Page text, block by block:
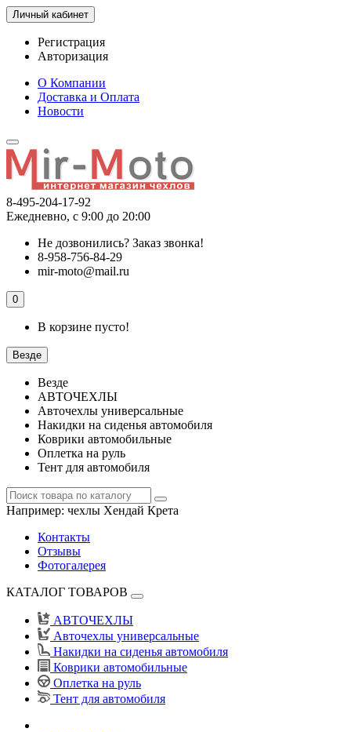
Личный кабинет
Регистрация
Авторизация
О Компании
Доставка и Оплата
Новости
8-495-204-17-92
Ежедневно, с 9:00 до 20:00
Не дозвонились? Заказ звонка!
8-958-756-84-29
mir-moto@mail.ru
0
В корзине пусто!
Везде
Везде
АВТОЧЕХЛЫ
Авточехлы универсальные
Накидки на сиденья автомобиля
Коврики автомобильные
Оплетка на руль
Тент для автомобиля
Например: чехлы Хендай Крета
Контакты
Отзывы
Фотогалерея
КАТАЛОГ ТОВАРОВ
АВТОЧЕХЛЫ
Авточехлы универсальные
Накидки на сиденья автомобиля
Коврики автомобильные
Оплетка на руль
Тент для автомобиля